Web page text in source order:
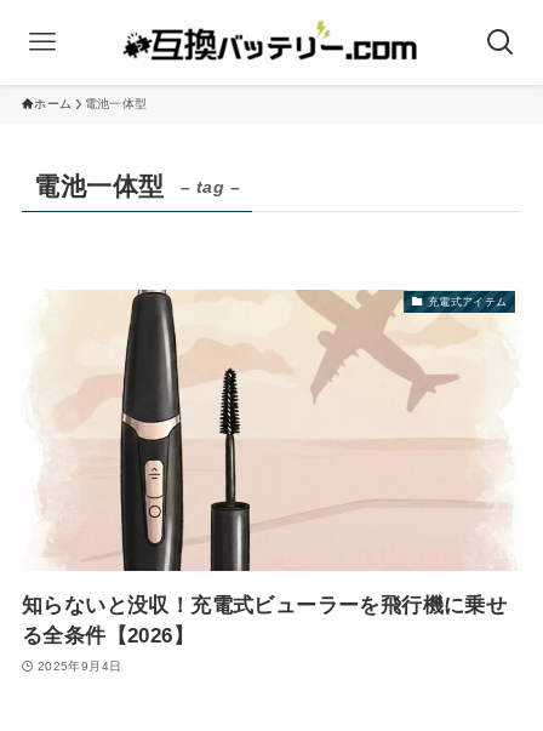
ホーム 電池一体型
電池一体型 – tag –
充電式アイテム
知らないと没収！充電式ビューラーを飛行機に乗せ
る全条件【2026】
2025年9月4日